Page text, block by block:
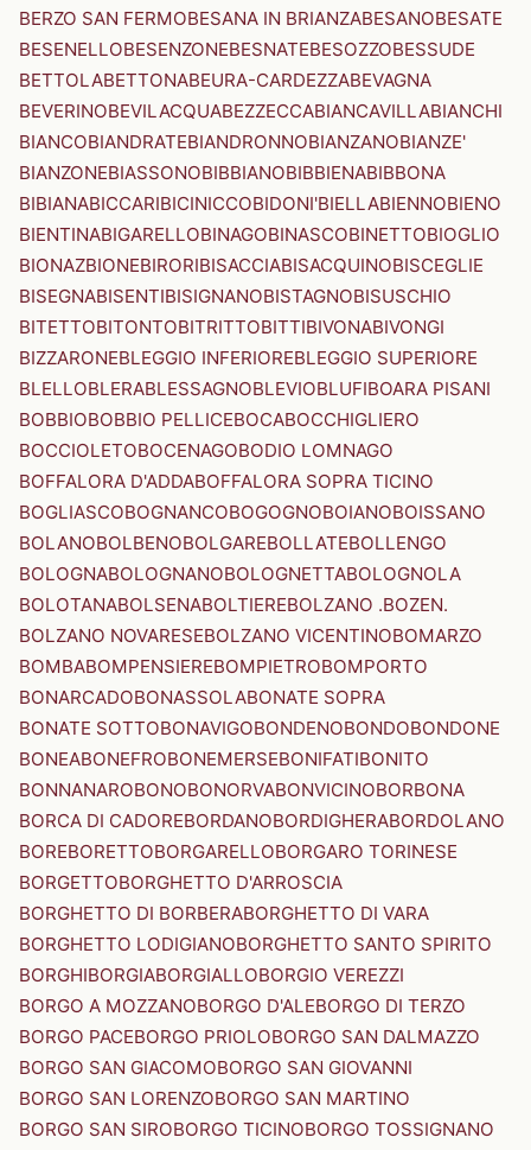
BERZO SAN FERMOBESANA IN BRIANZABESANOBESATE
BESENELLOBESENZONEBESNATEBESOZZOBESSUDE
BETTOLABETTONABEURA-CARDEZZABEVAGNA
BEVERINOBEVILACQUABEZZECCABIANCAVILLABIANCHI
BIANCOBIANDRATEBIANDRONNOBIANZANOBIANZE'
BIANZONEBIASSONOBIBBIANOBIBBIENABIBBONA
BIBIANABICCARIBICINICCOBIDONI'BIELLABIENNOBIENO
BIENTINABIGARELLOBINAGOBINASCOBINETTOBIOGLIO
BIONAZBIONEBIRORIBISACCIABISACQUINOBISCEGLIE
BISEGNABISENTIBISIGNANOBISTAGNOBISUSCHIO
BITETTOBITONTOBITRITTOBITTIBIVONABIVONGI
BIZZARONEBLEGGIO INFERIOREBLEGGIO SUPERIORE
BLELLOBLERABLESSAGNOBLEVIOBLUFIBOARA PISANI
BOBBIOBOBBIO PELLICEBOCABOCCHIGLIERO
BOCCIOLETOBOCENAGOBODIO LOMNAGO
BOFFALORA D'ADDABOFFALORA SOPRA TICINO
BOGLIASCOBOGNANCOBOGOGNOBOIANOBOISSANO
BOLANOBOLBENOBOLGAREBOLLATEBOLLENGO
BOLOGNABOLOGNANOBOLOGNETTABOLOGNOLA
BOLOTANABOLSENABOLTIEREBOLZANO .BOZEN.
BOLZANO NOVARESEBOLZANO VICENTINOBOMARZO
BOMBABOMPENSIEREBOMPIETROBOMPORTO
BONARCADOBONASSOLABONATE SOPRA
BONATE SOTTOBONAVIGOBONDENOBONDOBONDONE
BONEABONEFROBONEMERSEBONIFATIBONITO
BONNANAROBONOBONORVABONVICINOBORBONA
BORCA DI CADOREBORDANOBORDIGHERABORDOLANO
BOREBORETTOBORGARELLOBORGARO TORINESE
BORGETTOBORGHETTO D'ARROSCIA
BORGHETTO DI BORBERABORGHETTO DI VARA
BORGHETTO LODIGIANOBORGHETTO SANTO SPIRITO
BORGHIBORGIABORGIALLOBORGIO VEREZZI
BORGO A MOZZANOBORGO D'ALEBORGO DI TERZO
BORGO PACEBORGO PRIOLOBORGO SAN DALMAZZO
BORGO SAN GIACOMOBORGO SAN GIOVANNI
BORGO SAN LORENZOBORGO SAN MARTINO
BORGO SAN SIROBORGO TICINOBORGO TOSSIGNANO